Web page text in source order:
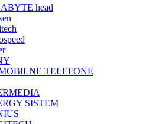
head
TELEFONE
SISTEM